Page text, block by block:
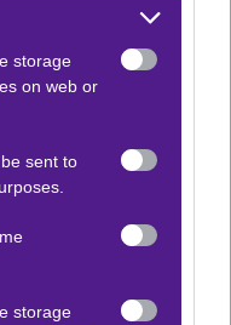
storage
on web or
sent to
storage
ΔΕΣ ΕΔΩ ▶️